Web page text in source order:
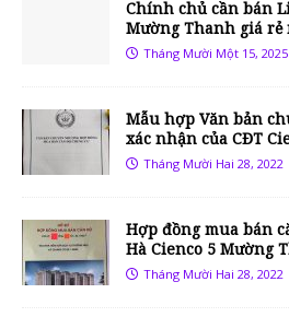
Chính chủ cần bán
Mường Thanh giá rẻ
Tháng Mười Một 15, 2025
Mẫu hợp Văn bản
xác nhận của CĐT
Tháng Mười Hai 28, 2022
Hợp đồng mua bán
Hà Cienco 5 Mường
Tháng Mười Hai 28, 2022